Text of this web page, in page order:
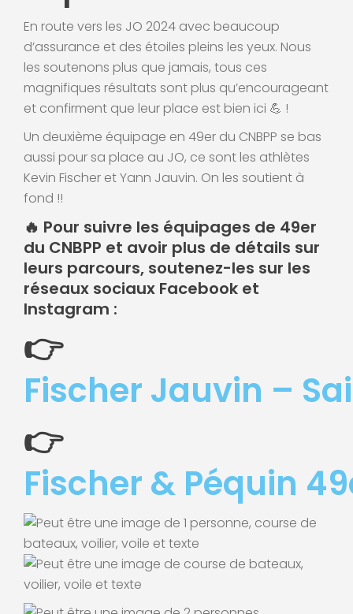
En route vers les JO 2024 avec beaucoup
d’assurance et des étoiles pleins les yeux. Nous
les soutenons plus que jamais, tous ces
magnifiques résultats sont plus qu’encourageant
et confirment que leur place est bien ici 💪 !
Un deuxième équipage en 49er du CNBPP se bas
aussi pour sa place au JO, ce sont les athlètes
Kevin Fischer et Yann Jauvin. On les soutient à
fond !!
🔥 Pour suivre les équipages de 49er
du CNBPP et avoir plus de détails sur
leurs parcours, soutenez-les sur les
réseaux sociaux Facebook et
Instagram :
👉
Fischer Jauvin –
👉
Fischer & Péquin